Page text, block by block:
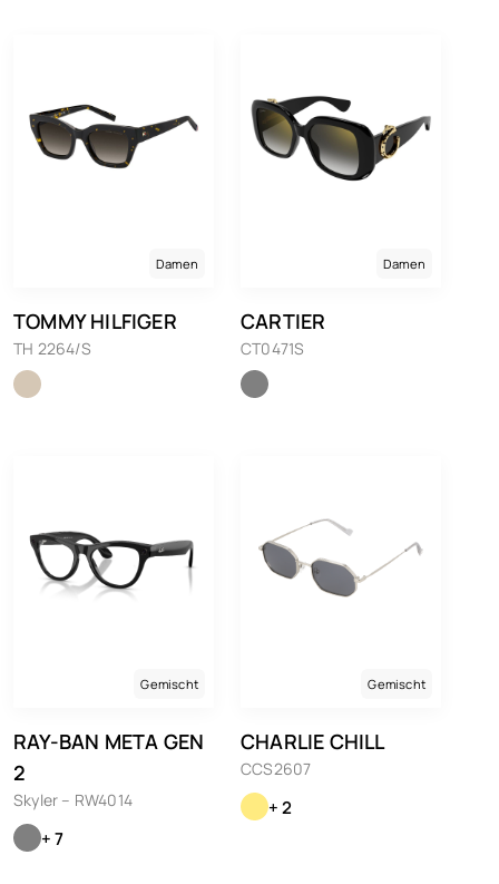
Damen
TOMMY HILFIGER
TH 2264/S
Damen
CARTIER
CT0471S
Gemischt
RAY-BAN META GEN
2
Skyler – RW4014
+ 7
Gemischt
CHARLIE CHILL
CCS2607
+ 2